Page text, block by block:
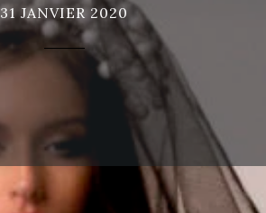
31 JANVIER 2020